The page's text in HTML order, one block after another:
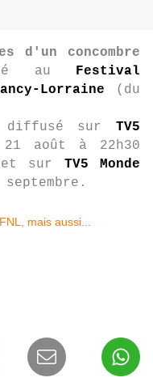
d'un concombre
au Festival
Lorraine (du
diffusé surTV5
21 août à 22h30
et sur TV5 Monde